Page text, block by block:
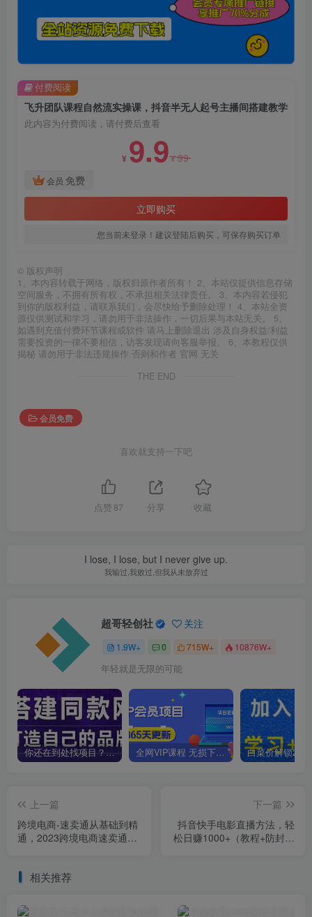
飞升团队课程自然流实操课，抖音半无人起号主播间搭建教学
此内容为付费阅读，请付费后查看
¥ 9.9¥99
会员 免费
立即购买
您当前未登录！建议登陆后购买，可保存购买订单
付费阅读
© 版权声明
1、本内容转载于网络，版权归原作者所有！ 2、本站仅提供信息存储
空间服务，不拥有所有权，不承担相关法律责任。 3、本内容若侵犯
到你的版权利益，请联系我们，会尽快给予删除处理！ 4、本站全资
源仅供测试和学习，请勿用于非法操作，一切后果与本站无关。 5、
如遇到充值付费环节课程或软件 请马上删除退出 涉及自身权益/利益
需要投资的一律不要相信，访客发现请向客服举报。 6、本教程仅供
揭秘 请勿用于非法违规操作 否则和作者 官网 无关
THE END
会员免费
喜欢就支持一下吧
点赞 87 分享 收藏
I lose, I lose, but I never give up.
我输过,我败过,但我从未放弃过
超哥轻创社 关注
1.9W+ 0 715W+ 10876W+
年轻就是无限的可能
你还在到处找项目？还在当韭菜？我靠卖项目一个月收入5万+，曾经我也是个失败者。 全网VIP课程 无损下载~
上一篇
跨境电商-速卖通从基础到精
通，2023跨境电商速卖通运
下一篇
抖音快手电影直播方法，轻
松日赚1000+（教程+防封技
相关推荐